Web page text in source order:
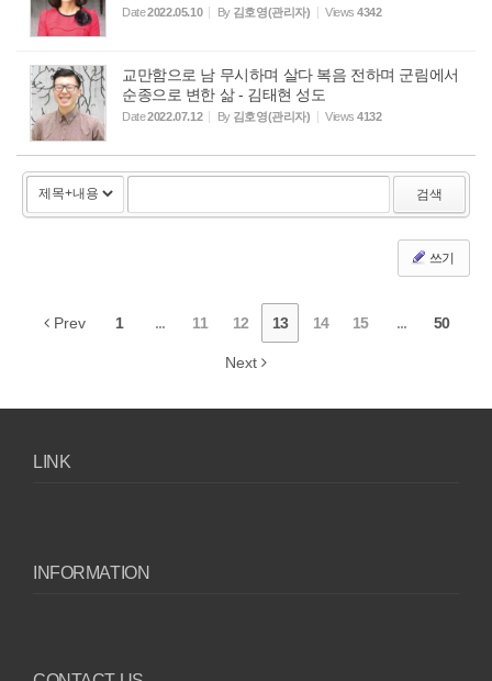
Date2022.05.10 By 김호영(관리자) Views 4342
교만함으로 남 무시하며 살다 복음 전하며 군림에서
순종으로 변한 삶 - 김태현 성도
Date2022.07.12 By 김호영(관리자) Views 4132
검색
쓰기
Prev 1 ... 11 12 13 14 15 ... 50
Next
LINK
INFORMATION